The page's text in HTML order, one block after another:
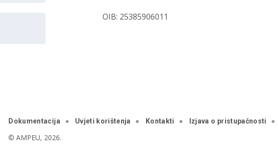
OIB: 25385906011
Dokumentacija Uvjeti korištenja Kontakti Izjava o pristupačnosti
© AMPEU, 2026.